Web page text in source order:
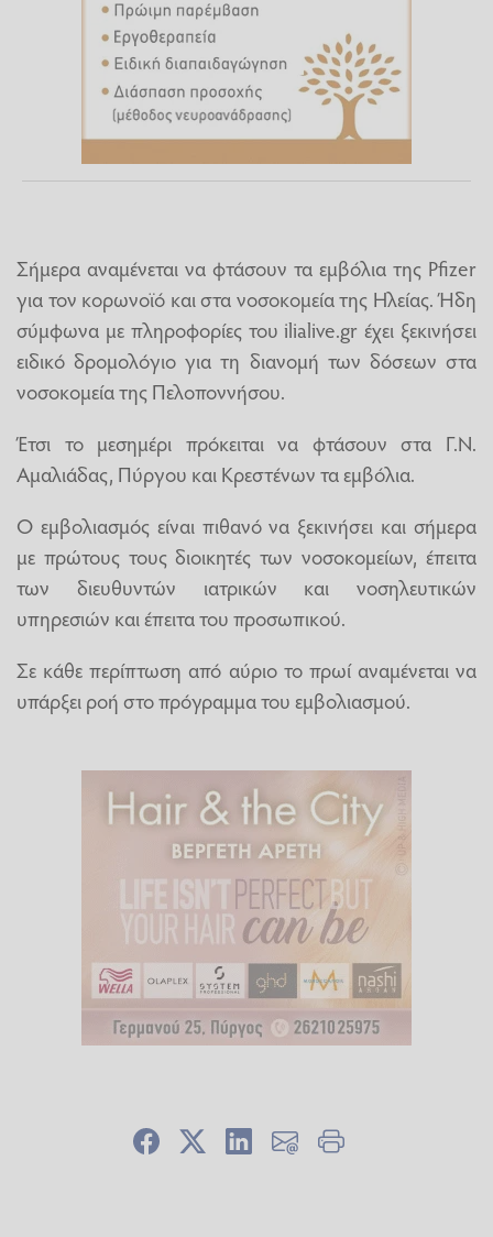
Σήμερα αναμένεται να φτάσουν τα εμβόλια της Pfizer
για τον κορωνοϊό και στα νοσοκομεία της Ηλείας. Ήδη
σύμφωνα με πληροφορίες του ilialive.gr έχει ξεκινήσει
ειδικό δρομολόγιο για τη διανομή των δόσεων στα
νοσοκομεία της Πελοποννήσου.
Έτσι το μεσημέρι πρόκειται να φτάσουν στα Γ.Ν.
Αμαλιάδας, Πύργου και Κρεστένων τα εμβόλια.
Ο εμβολιασμός είναι πιθανό να ξεκινήσει και σήμερα
με πρώτους τους διοικητές των νοσοκομείων, έπειτα
των διευθυντών ιατρικών και νοσηλευτικών
υπηρεσιών και έπειτα του προσωπικού.
Σε κάθε περίπτωση από αύριο το πρωί αναμένεται να
υπάρξει ροή στο πρόγραμμα του εμβολιασμού.